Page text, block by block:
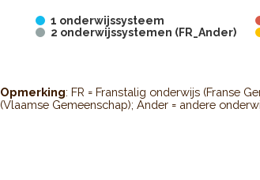
1 onderwijssysteem
2 onderwijssystemen (FR_Ander)
Opmerking: FR = Franstalig onderwijs (Franse
(Vlaamse Gemeenschap); Ander = andere